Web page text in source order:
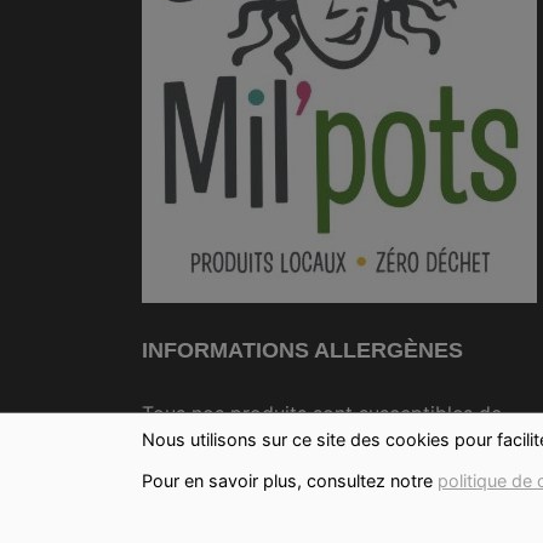
Nous utilisons sur ce site des cookies pour
Pour en savoir plus, consultez notre politique de
INFORMATIONS ALLERGÈNES
Tous nos produits sont susceptibles de
contenir des allergènes. Si vous souhaitez
avoir de plus amples informations sur ceux-